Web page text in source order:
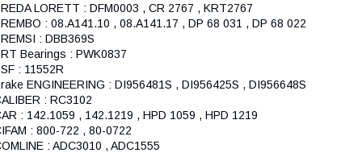
LORETT : DFM0003 , CR 2767 , KRT2767
: 08.A141.10 , 08.A141.17 , DP 68 031 , DP 68 022
: DBB369S
Bearings : PWK0837
: 11552R
ENGINEERING : DI956481S , DI956425S , DI956648S
: RC3102
: 142.1059 , 142.1219 , HPD 1059 , HPD 1219
: 800-722 , 80-0722
: ADC3010 , ADC1555